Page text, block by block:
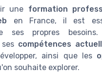
une formation
en France, il est
ses propres
compétences
ainsi que les
souhaite explorer.